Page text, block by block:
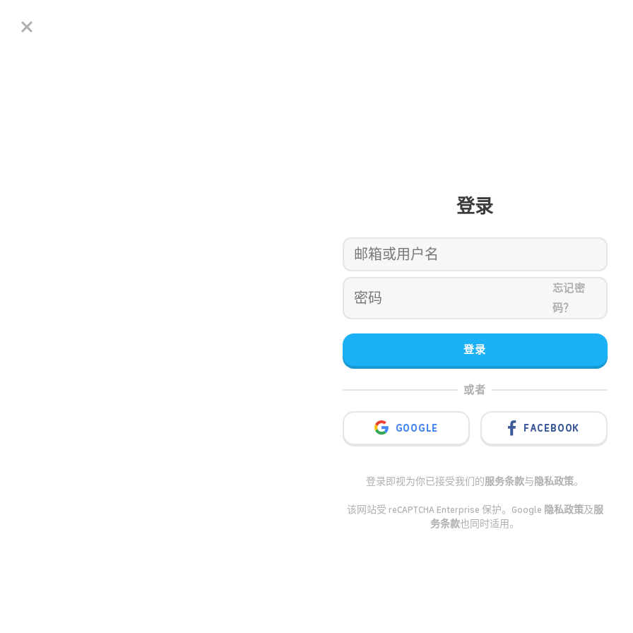
登录
忘记密
码？
登录
或者
GOOGLE FACEBOOK
登录即视为你已接受我们的服务条款与隐私政策。
该网站受 reCAPTCHA Enterprise 保护。Google 隐私政策及服
务条款也同时适用。